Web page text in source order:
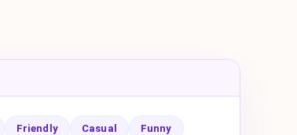
Friendly Casual Funny